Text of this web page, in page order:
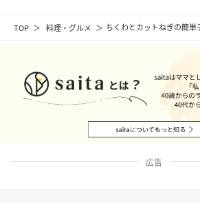
TOP 料理・グルメ ちくわとカットねぎの簡
広告